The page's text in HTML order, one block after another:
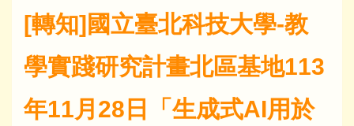
[轉知]國立臺北科技大學-教
學實踐研究計畫北區基地113
年11月28日「生成式AI用於